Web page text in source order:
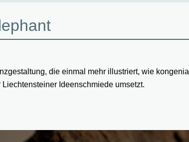
die einmal mehr illustriert, wie kongenial
Ideenschmiede umsetzt.